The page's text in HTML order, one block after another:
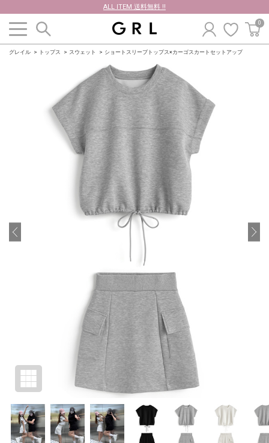
ALL ITEM 送料無料 !!
0
グレイル トップス スウェット ショートスリーブトップス×カーゴスカートセットアップ